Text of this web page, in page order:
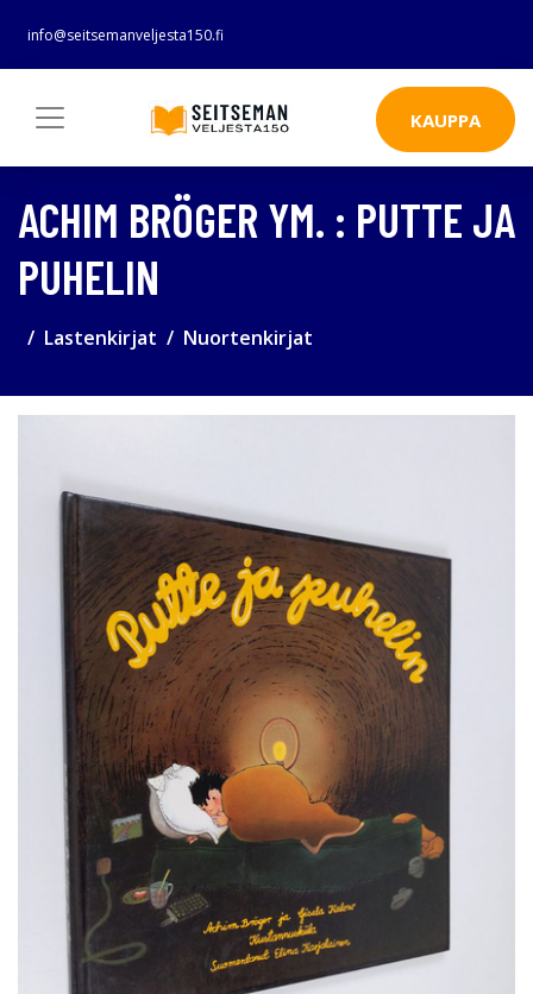
info@seitsemanveljesta150.fi
KAUPPA
ACHIM BRÖGER YM. : PUTTE JA
PUHELIN
Lastenkirjat Nuortenkirjat